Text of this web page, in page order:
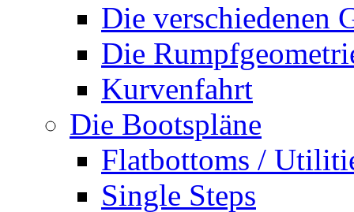
Die verschiedenen
Die
Kurvenfahrt
Die Bootspläne
Flatbottoms /
Single Steps